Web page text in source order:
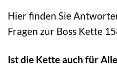
Hier finden Sie
Fragen zur Boss Kette
Ist die Kette auch für